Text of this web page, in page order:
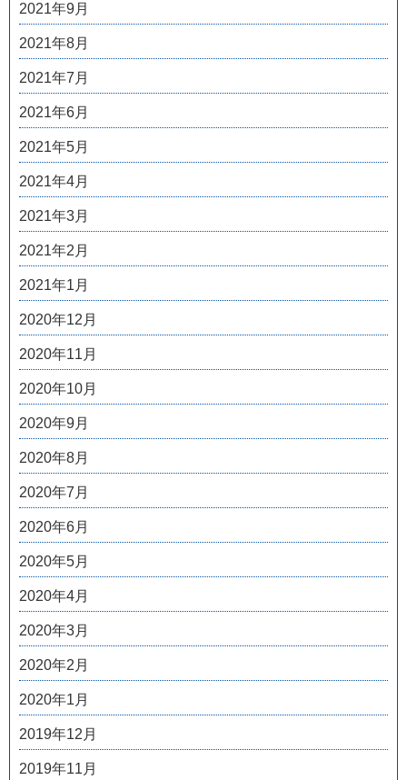
2021年9月
2021年8月
2021年7月
2021年6月
2021年5月
2021年4月
2021年3月
2021年2月
2021年1月
2020年12月
2020年11月
2020年10月
2020年9月
2020年8月
2020年7月
2020年6月
2020年5月
2020年4月
2020年3月
2020年2月
2020年1月
2019年12月
2019年11月